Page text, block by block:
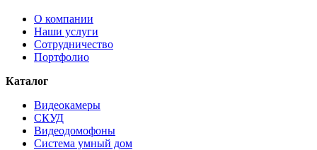
О компании
Наши услуги
Сотрудничество
Портфолио
Каталог
Видеокамеры
СКУД
Видеодомофоны
Система умный дом